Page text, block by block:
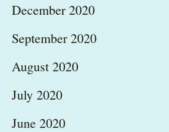
December 2020
September 2020
August 2020
July 2020
June 2020